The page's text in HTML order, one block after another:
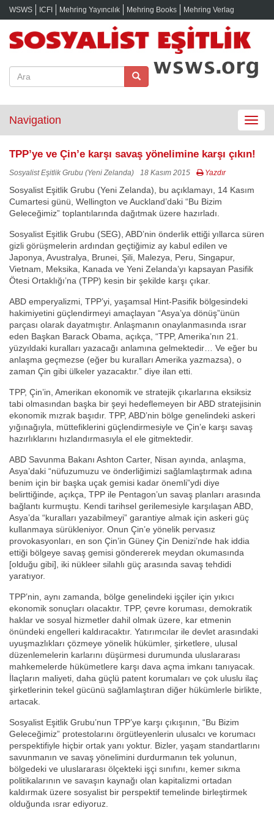
WSWS ICFI Mehring Yayıncılık Mehring Books Mehring Verlag
Toggle
Navigation
TPP’ye ve Çin’e karşı savaş yönelimine karşı çıkın!
Sosyalist Eşitlik Grubu (Yeni Zelanda) 18 Kasım 2015 Yazdır
Sosyalist Eşitlik Grubu (Yeni Zelanda), bu açıklamayı, 14 Kasım
Cumartesi günü, Wellington ve Auckland’daki “Bu Bizim
Geleceğimiz” toplantılarında dağıtmak üzere hazırladı.
Sosyalist Eşitlik Grubu (SEG), ABD’nin önderlik ettiği yıllarca süren
gizli görüşmelerin ardından geçtiğimiz ay kabul edilen ve
Japonya, Avustralya, Brunei, Şili, Malezya, Peru, Singapur,
Vietnam, Meksika, Kanada ve Yeni Zelanda’yı kapsayan Pasifik
Ötesi Ortaklığı’na (TPP) kesin bir şekilde karşı çıkar.
ABD emperyalizmi, TPP’yi, yaşamsal Hint-Pasifik bölgesindeki
hakimiyetini güçlendirmeyi amaçlayan “Asya’ya dönüş”ünün
parçası olarak dayatmıştır. Anlaşmanın onaylanmasında ısrar
eden Başkan Barack Obama, açıkça, “TPP, Amerika’nın 21.
yüzyıldaki kuralları yazacağı anlamına gelmektedir… Ve eğer bu
anlaşma geçmezse (eğer bu kuralları Amerika yazmazsa), o
zaman Çin gibi ülkeler yazacaktır.” diye ilan etti.
TPP, Çin’in, Amerikan ekonomik ve stratejik çıkarlarına eksiksiz
tabi olmasından başka bir şeyi hedeflemeyen bir ABD stratejisinin
ekonomik mızrak başıdır. TPP, ABD’nin bölge genelindeki askeri
yığınağıyla, müttefiklerini güçlendirmesiyle ve Çin’e karşı savaş
hazırlıklarını hızlandırmasıyla el ele gitmektedir.
ABD Savunma Bakanı Ashton Carter, Nisan ayında, anlaşma,
Asya’daki “nüfuzumuzu ve önderliğimizi sağlamlaştırmak adına
benim için bir başka uçak gemisi kadar önemli”ydi diye
belirttiğinde, açıkça, TPP ile Pentagon’un savaş planları arasında
bağlantı kurmuştu. Kendi tarihsel gerilemesiyle karşılaşan ABD,
Asya’da “kuralları yazabilmeyi” garantiye almak için askeri güç
kullanmaya sürükleniyor. Onun Çin’e yönelik pervasız
provokasyonları, en son Çin’in Güney Çin Denizi’nde hak iddia
ettiği bölgeye savaş gemisi göndererek meydan okumasında
[olduğu gibi], iki nükleer silahlı güç arasında savaş tehdidi
yaratıyor.
TPP’nin, aynı zamanda, bölge genelindeki işçiler için yıkıcı
ekonomik sonuçları olacaktır. TPP, çevre koruması, demokratik
haklar ve sosyal hizmetler dahil olmak üzere, kar etmenin
önündeki engelleri kaldıracaktır. Yatırımcılar ile devlet arasındaki
uyuşmazlıkları çözmeye yönelik hükümler, şirketlere, ulusal
düzenlemelerin karlarını düşürmesi durumunda uluslararası
mahkemelerde hükümetlere karşı dava açma imkanı tanıyacak.
İlaçların maliyeti, daha güçlü patent korumaları ve çok uluslu ilaç
şirketlerinin tekel gücünü sağlamlaştıran diğer hükümlerle birlikte,
artacak.
Sosyalist Eşitlik Grubu’nun TPP’ye karşı çıkışının, “Bu Bizim
Geleceğimiz” protestolarını örgütleyenlerin ulusalcı ve korumacı
perspektifiyle hiçbir ortak yanı yoktur. Bizler, yaşam standartlarını
savunmanın ve savaş yönelimini durdurmanın tek yolunun,
bölgedeki ve uluslararası ölçekteki işçi sınıfını, kemer sıkma
politikalarının ve savaşın kaynağı olan kapitalizmi ortadan
kaldırmak üzere sosyalist bir perspektif temelinde birleştirmek
olduğunda ısrar ediyoruz.